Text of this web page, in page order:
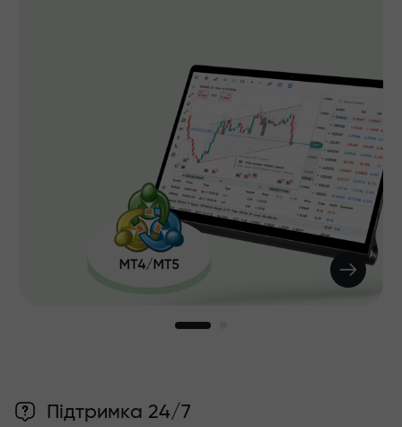
Підтримка 24/7